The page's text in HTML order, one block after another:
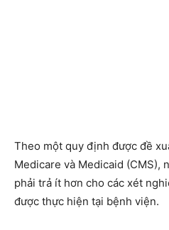
Theo một quy định được đề
Medicare và Medicaid (CMS),
phải trả ít hơn cho các xét
được thực hiện tại bệnh viện.